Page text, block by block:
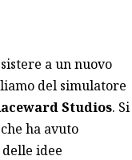
a un nuovo
del simulatore
Studios. Si
ha avuto
idee